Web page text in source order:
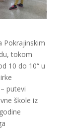
Pokrajinskim
tokom
10 do 10“ u
putevi
škole iz